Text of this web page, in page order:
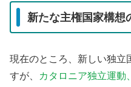
新たな主権国家構想
現在のところ、新しい独立
すが、
カタロニア独立運動